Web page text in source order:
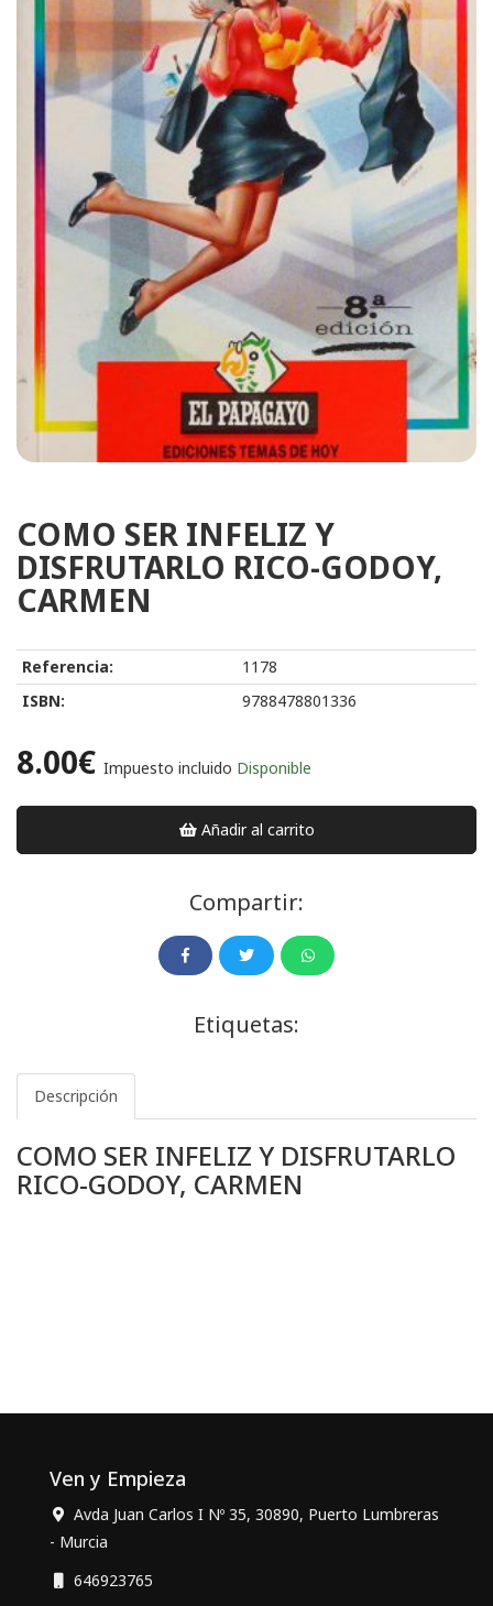
COMO SER INFELIZ Y
DISFRUTARLO RICO-GODOY,
CARMEN
Referencia:
1178
ISBN:
9788478801336
8.00€ Impuesto incluido Disponible
Añadir al carrito
Compartir:
Etiquetas:
Descripción
COMO SER INFELIZ Y DISFRUTARLO
RICO-GODOY, CARMEN
Ven y Empieza
Avda Juan Carlos I Nº 35, 30890, Puerto Lumbreras
- Murcia
646923765